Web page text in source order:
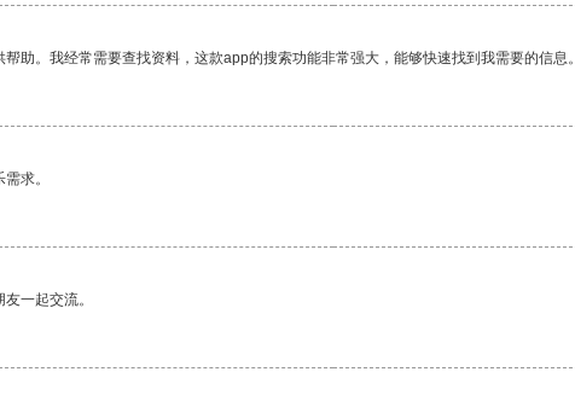
助。我经常需要查找资料，这款app的搜索功能非常强大，能够快速找到我需要的信息。
求。
一起交流。